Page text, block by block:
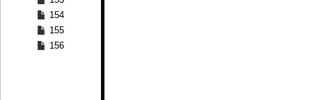
154
155
156